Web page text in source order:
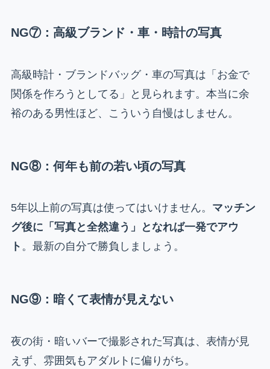
NG⑦：高級ブランド・車・時計の写真
高級時計・ブランドバッグ・車の写真は「お金で
関係を作ろうとしてる」と見られます。本当に余
裕のある男性ほど、こういう自慢はしません。
NG⑧：何年も前の若い頃の写真
5年以上前の写真は使ってはいけません。 マッチン
グ後に「写真と全然違う」となれば一発でアウ
ト 。最新の自分で勝負しましょう。
NG⑨：暗くて表情が見えない
夜の街・暗いバーで撮影された写真は、表情が見
えず、雰囲気もアダルトに偏りがち。